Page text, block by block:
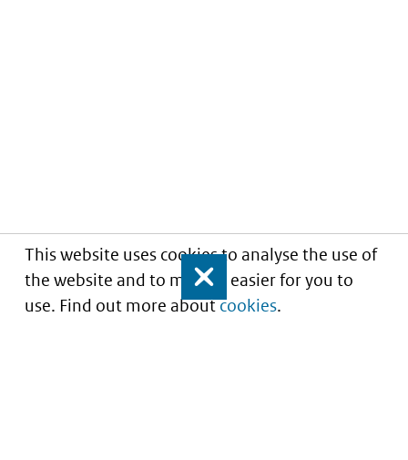
This website uses cookies to analyse the use of
the website and to make it easier for you to
use. Find out more aboutcookies.
Close